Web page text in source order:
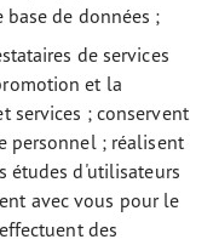
de données ;
de services
et la
services ; conservent
personnel ; réalisent
études d'utilisateurs
avec vous pour le
des